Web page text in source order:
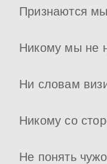
Признаются
Никому мы не
Ни словам
Никому со
Не понять